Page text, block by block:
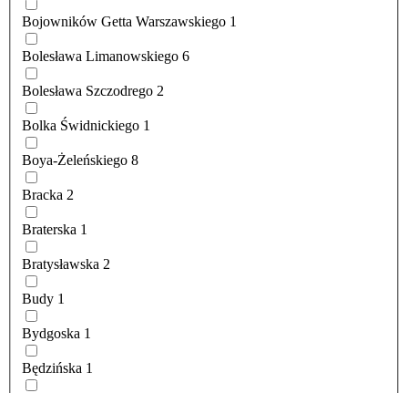
Bojowników Getta Warszawskiego 1
Bolesława Limanowskiego 6
Bolesława Szczodrego 2
Bolka Świdnickiego 1
Boya-Żeleńskiego 8
Bracka 2
Braterska 1
Bratysławska 2
Budy 1
Bydgoska 1
Będzińska 1